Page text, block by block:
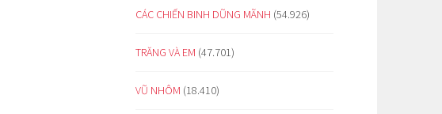
CÁC CHIẾN BINH DŨNG MÃNH (54.926)
TRĂNG VÀ EM (47.701)
VŨ NHÔM (18.410)